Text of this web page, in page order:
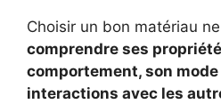
Choisir un bon matériau
comprendre ses
comportement, son
interactions avec les